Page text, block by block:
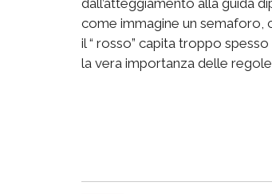
come immagine un semaforo,
il “ rosso” capita troppo
la vera importanza delle